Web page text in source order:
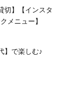
切】【インスタ
メニュー】
】で楽しむ♪